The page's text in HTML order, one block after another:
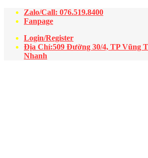
Zalo/Call: 076.519.8400
Fanpage
Login/Register
Địa Chỉ:509 Đường 30/4, TP Vũng
Nhanh